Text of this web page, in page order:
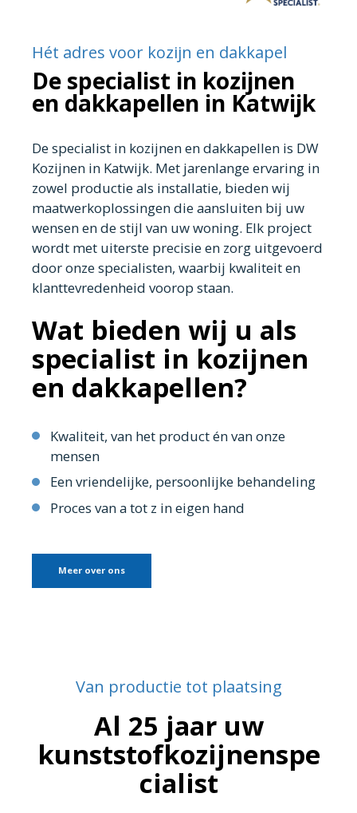
Hét adres voor kozijn en dakkapel
De specialist in kozijnen
en dakkapellen in Katwijk
De specialist in kozijnen en dakkapellen is DW
Kozijnen in Katwijk. Met jarenlange ervaring in
zowel productie als installatie, bieden wij
maatwerkoplossingen die aansluiten bij uw
wensen en de stijl van uw woning. Elk project
wordt met uiterste precisie en zorg uitgevoerd
door onze specialisten, waarbij kwaliteit en
klanttevredenheid voorop staan.
Wat bieden wij u als
specialist in kozijnen
en dakkapellen?
Kwaliteit, van het product én van onze
mensen
Een vriendelijke, persoonlijke behandeling
Proces van a tot z in eigen hand
Meer over ons
Van productie tot plaatsing
Al 25 jaar uw
kunststofkozijnenspe
cialist